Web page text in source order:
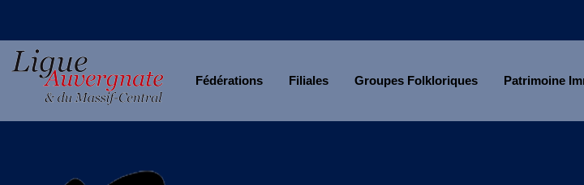
Fédérations Filiales Groupes Folkloriques Patrimoine